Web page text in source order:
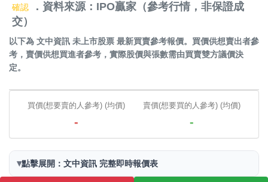
確認
．資料來源：IPO贏家（參考行情，非保證成
交）
以下為 文中資訊 未上市股票 最新買賣參考報價。買價供想賣出者參
考，賣價供想買進者參考，實際股價與張數需由買賣雙方議價決
定。
買價(想要賣的人參考) (均價)
-
賣價(想要買的人參考) (均價)
-
▾點擊展開：文中資訊 完整即時報價表